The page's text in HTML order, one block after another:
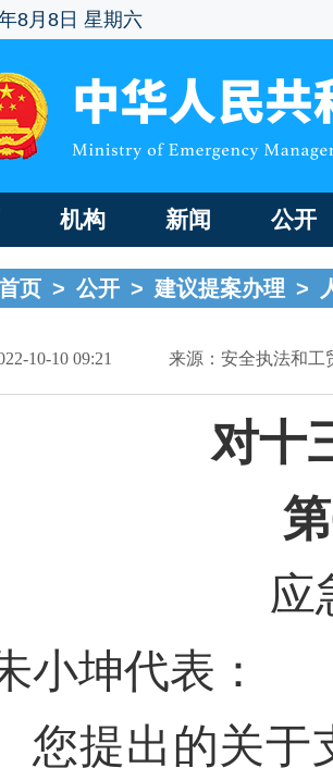
8月8日 星期六
机构 新闻 公开
页 > 公开 > 建议提案办理 >
10-10 09:21 来源：安全执法和工
对十
第
应
小坤代表：
您提出的关于